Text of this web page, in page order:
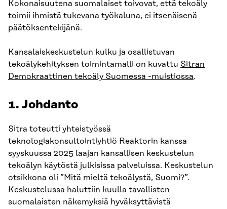
Kokonaisuutena suomalaiset toivovat, että tekoäly
toimii ihmistä tukevana työkaluna, ei itsenäisenä
päätöksentekijänä.
Kansalaiskeskustelun kulku ja osallistuvan
tekoälykehityksen toimintamalli on kuvattu Sitran
Demokraattinen tekoäly Suomessa -muistiossa.
1. Johdanto
Sitra toteutti yhteistyössä
teknologiakonsultointiyhtiö Reaktorin kanssa
syyskuussa 2025 laajan kansallisen keskustelun
tekoälyn käytöstä julkisissa palveluissa. Keskustelun
otsikkona oli ”Mitä mieltä tekoälystä, Suomi?”.
Keskustelussa haluttiin kuulla tavallisten
suomalaisten näkemyksiä hyväksyttävistä